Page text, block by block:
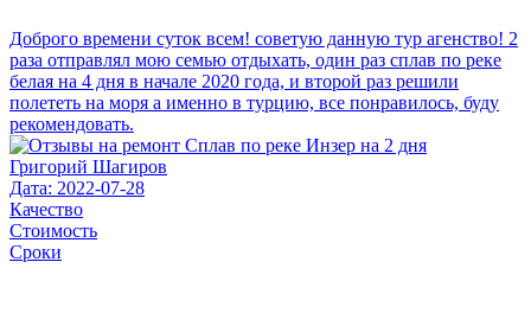
Доброго времени суток всем! советую данную тур агенство! 2
раза отправлял мою семью отдыхать, один раз сплав по реке
белая на 4 дня в начале 2020 года, и второй раз решили
полететь на моря а именно в турцию, все понравилось, буду
рекомендовать.
Григорий Шагиров
Дата: 2022-07-28
Качество
Стоимость
Сроки